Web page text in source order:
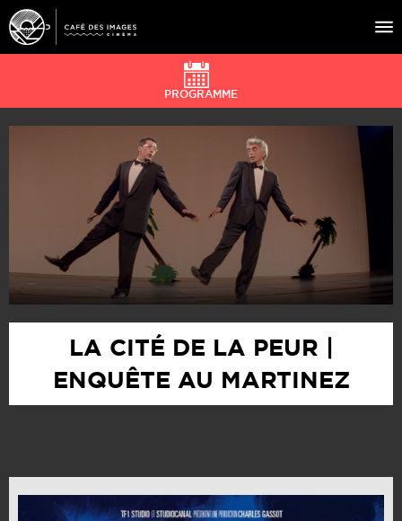
À L’AFFICHE
ÉVÉNEMENTS
CAFÉ DU CINÉ
PRATIQUE
ÉDUCATION AUX IMAGES
PROGRAMME
LA CITÉ DE LA PEUR |
ENQUÊTE AU MARTINEZ